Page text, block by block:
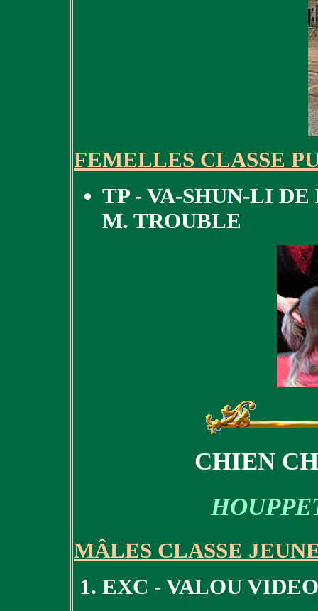
FEMELLES CLASSE
TP - VA-SHUN-LI
M. TROUBLE
CHIEN
MÂLES CLASSE
EXC - VALOU